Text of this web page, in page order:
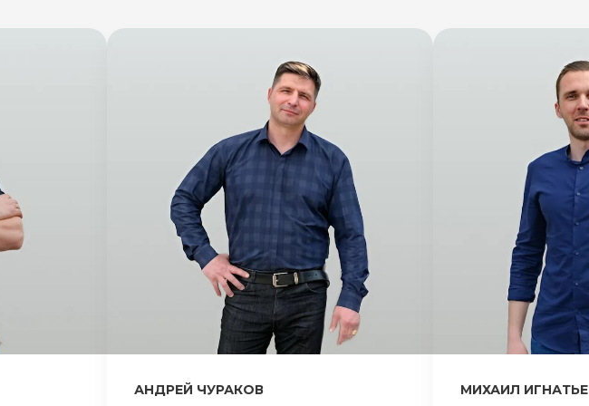
АНДРЕЙ ЧУРАКОВ МИХАИЛ